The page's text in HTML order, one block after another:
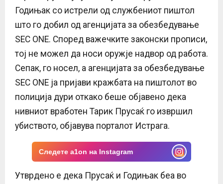
U
Годињак со истрели од службениот пиштол
што го добил од агенцијата за обезбедување
SEC ONE. Според важечките законски прописи,
тој не можел да носи оружје надвор од работа.
Сепак, го носел, а агенцијата за обезбедување
SEC ONE ја пријави кражбата на пиштолот во
полиција дури откако беше објавено дека
нивниот вработен Тарик Прусаќ го извршил
убиството, објавува порталот Истрага.
Следете a1on на Instagram
Утврдено е дека Прусаќ и Годињак беа во